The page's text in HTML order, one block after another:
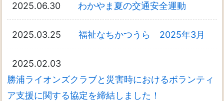
2025.06.30 わかやま夏の交通安全運動
2025.03.25 福祉なちかつうら 2025年3月
2025.02.03
勝浦ライオンズクラブと災害時におけるボランティ
ア支援に関する協定を締結しました！